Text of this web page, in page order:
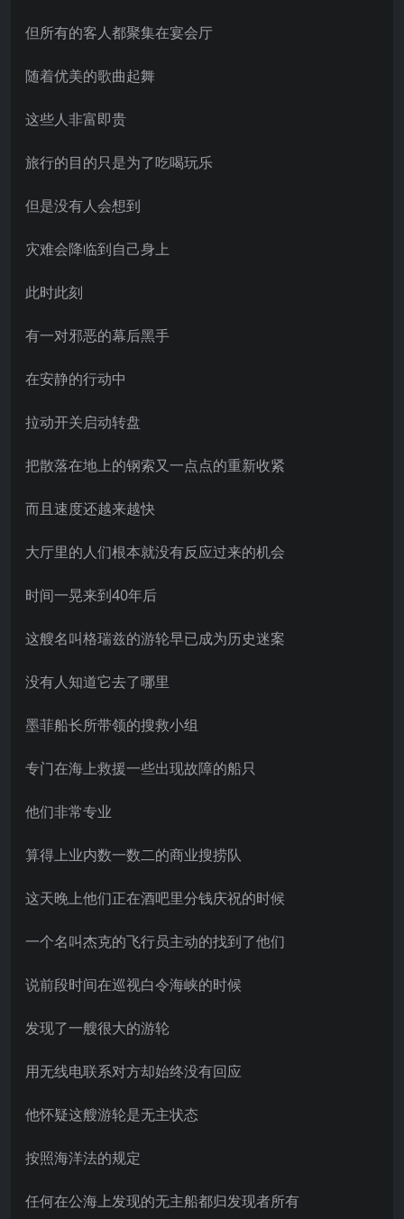
但所有的客人都聚集在宴会厅
随着优美的歌曲起舞
这些人非富即贵
旅行的目的只是为了吃喝玩乐
但是没有人会想到
灾难会降临到自己身上
此时此刻
有一对邪恶的幕后黑手
在安静的行动中
拉动开关启动转盘
把散落在地上的钢索又一点点的重新收紧
而且速度还越来越快
大厅里的人们根本就没有反应过来的机会
时间一晃来到40年后
这艘名叫格瑞兹的游轮早已成为历史迷案
没有人知道它去了哪里
墨菲船长所带领的搜救小组
专门在海上救援一些出现故障的船只
他们非常专业
算得上业内数一数二的商业搜捞队
这天晚上他们正在酒吧里分钱庆祝的时候
一个名叫杰克的飞行员主动的找到了他们
说前段时间在巡视白令海峡的时候
发现了一艘很大的游轮
用无线电联系对方却始终没有回应
他怀疑这艘游轮是无主状态
按照海洋法的规定
任何在公海上发现的无主船都归发现者所有